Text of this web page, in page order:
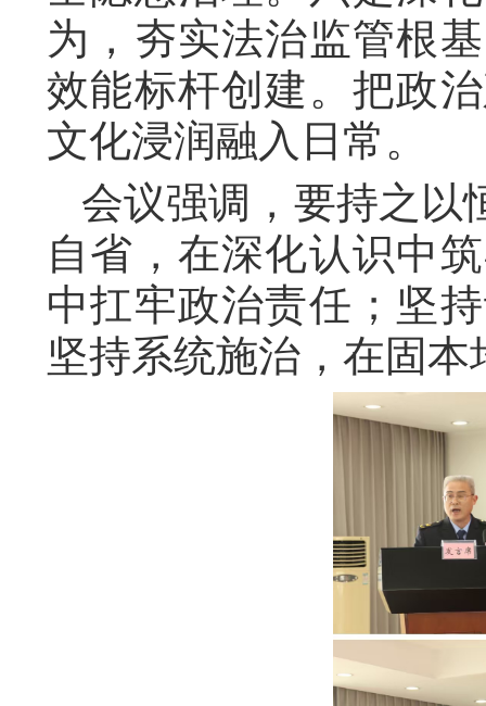
为，夯实法治监管根
效能标杆创建。把政
文化浸润融入日常。
会议强调，要持之以
自省，在深化认识中
中扛牢政治责任；坚
坚持系统施治，在固